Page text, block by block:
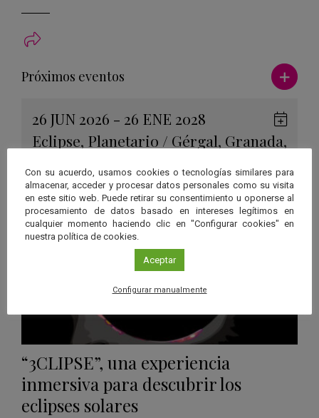
Próximos eventos Ver más
26 JUN 2026 - 26 ENE 2028
Eclipse, Planetario / Gérgal, Granada,
en
“3CLIPSE”, una experiencia
inmersiva para descubrir los
eclipses solares
Con su acuerdo, usamos cookies o tecnologías similares para
almacenar, acceder y procesar datos personales como su visita
en este sitio web. Puede retirar su consentimiento u oponerse al
procesamiento de datos basado en intereses legítimos en
cualquier momento haciendo clic en "Configurar cookies" en
nuestra política de cookies.
Aceptar
Configurar manualmente